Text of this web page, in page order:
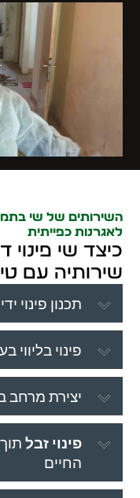
השירותים של שי
לאגרנות כפייתית
כיצד שי
שירותיה עם
תכנון פינוי
פינוי בליווי
יצירת מרחב
פינוי זבל
החיים